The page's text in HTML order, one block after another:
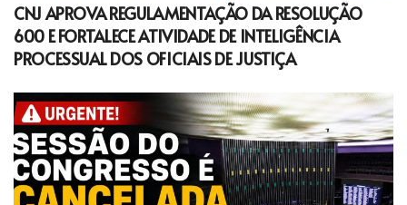
CNJ APROVA REGULAMENTAÇÃO DA RESOLUÇÃO
600 E FORTALECE ATIVIDADE DE INTELIGÊNCIA
PROCESSUAL DOS OFICIAIS DE JUSTIÇA